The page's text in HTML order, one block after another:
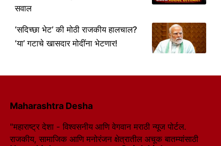
सवाल
‘सदिच्छा भेट’ की मोठी राजकीय हालचाल?
‘या’ गटाचे खासदार मोदींना भेटणार!
Maharashtra Desha
"महाराष्ट्र देशा - विश्वसनीय आणि वेगवान मराठी न्यूज पोर्टल.
राजकीय, सामाजिक आणि मनोरंजन क्षेत्रातील अचूक बातम्यांसाठी